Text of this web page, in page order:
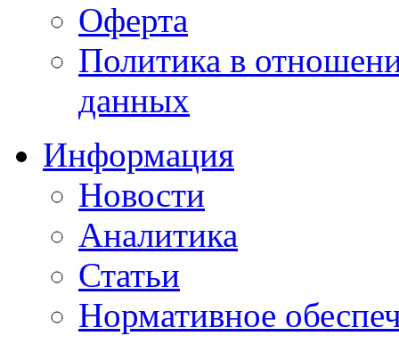
Оферта
Политика в
данных
Информация
Новости
Аналитика
Статьи
Нормативное